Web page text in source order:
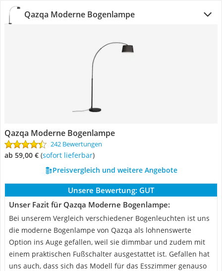
Qazqa Moderne Bogenlampe
Qazqa Moderne Bogenlampe
242 Bewertungen
ab 59,00 € ( Sofort lieferbar)
Preisvergleich und weitere Angebote
Unsere Bewertung: GUT
Unser Fazit für Qazqa Moderne Bogenlampe:
Bei unserem Vergleich verschiedener Bogenleuchten ist uns
die moderne Bogenlampe von Qazqa als lohnenswerte
Option ins Auge gefallen, weil sie dimmbar und zudem mit
einem praktischen Fußschalter ausgestattet ist. Gefallen hat
uns auch, dass sich das Modell für das Esszimmer genauso